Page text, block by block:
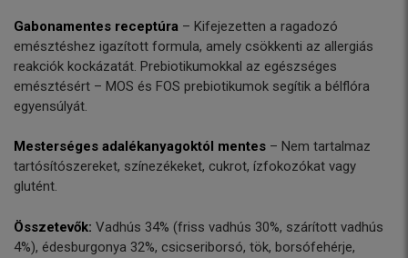
Gabonamentes receptúra – Kifejezetten a ragadozó
emésztéshez igazított formula, amely csökkenti az allergiás
reakciók kockázatát. Prebiotikumokkal az egészséges
emésztésért – MOS és FOS prebiotikumok segítik a bélflóra
egyensúlyát.
Mesterséges adalékanyagoktól mentes – Nem tartalmaz
tartósítószereket, színezékeket, cukrot, ízfokozókat vagy
glutént.
Összetevők: Vadhús 34% (friss vadhús 30%, szárított vadhús
4%), édesburgonya 32%, csicseriborsó, tök, borsófehérje,